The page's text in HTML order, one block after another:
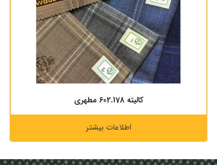
کالیته 602.178 مطهری
اطلاعات بیشتر